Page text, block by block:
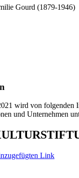
Gourd (1879-1946)
wird von folgenden
und Unternehmen
Link